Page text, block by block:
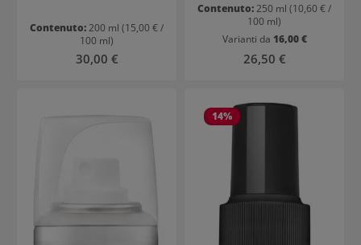
Contenuto:200 ml (15,00 € /
100 ml)
Prezzo normale:
30,00 €
Contenuto:250 ml (10,60 € /
100 ml)
Varianti da 16,00 €
Prezzo normale:
26,50 €
14%